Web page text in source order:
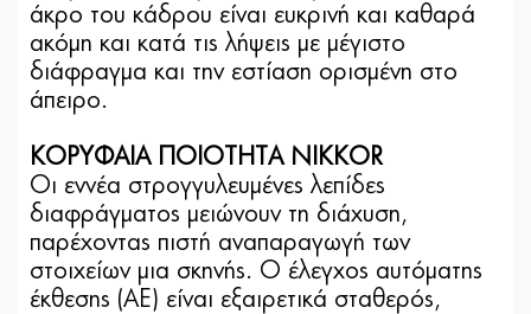
άκρο του κάδρου είναι ευκρινή και καθαρά
ακόμη και κατά τις λήψεις με μέγιστο
διάφραγμα και την εστίαση ορισμένη στο
άπειρο.
ΚΟΡΥΦΑΙΑ ΠΟΙΟΤΗΤΑ NIKKOR
Οι εννέα στρογγυλευμένες λεπίδες
διαφράγματος μειώνουν τη διάχυση,
παρέχοντας πιστή αναπαραγωγή των
στοιχείων μια σκηνής. Ο έλεγχος αυτόματης
έκθεσης (AE) είναι εξαιρετικά σταθερός,